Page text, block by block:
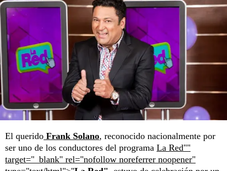
El querido Frank Solano, reconocido nacionalmente por
ser uno de los conductores del programa La Red""
target="_blank" rel="nofollow noreferrer noopener"